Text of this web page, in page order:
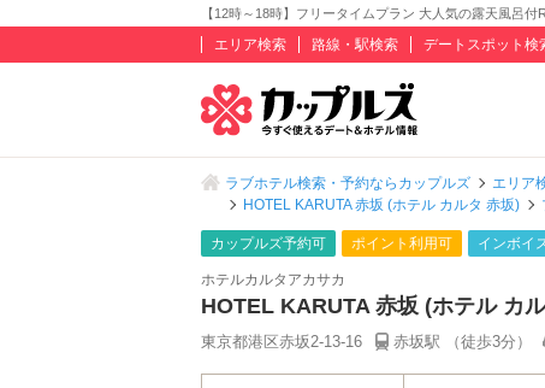
【12時～18時】フリータイムプラン 大人気の露天風呂
エリア検索 路線・駅検索 デートスポット検
ラブホテル検索・予約ならカップルズ エリア
HOTEL KARUTA 赤坂 (ホテル カルタ 赤坂)
カップルズ予約可 ポイント利用可 インボイ
ホテルカルタアカサカ
HOTEL KARUTA 赤坂 (ホテル カ
東京都港区赤坂2-13-16 赤坂駅 （徒歩3分）